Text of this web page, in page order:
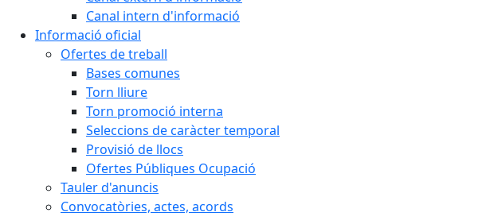
Canal intern d'informació
Informació oficial
Ofertes de treball
Bases comunes
Torn lliure
Torn promoció interna
Seleccions de caràcter temporal
Provisió de llocs
Ofertes Públiques Ocupació
Tauler d'anuncis
Convocatòries, actes, acords